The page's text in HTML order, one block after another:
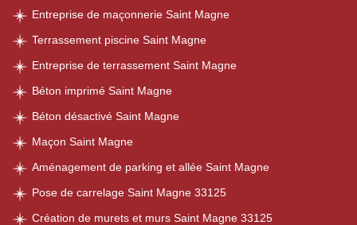
Entreprise de maçonnerie Saint Magne
Terrassement piscine Saint Magne
Entreprise de terrassement Saint Magne
Béton imprimé Saint Magne
Béton désactivé Saint Magne
Maçon Saint Magne
Aménagement de parking et allée Saint Magne
Pose de carrelage Saint Magne 33125
Création de murets et murs Saint Magne 33125